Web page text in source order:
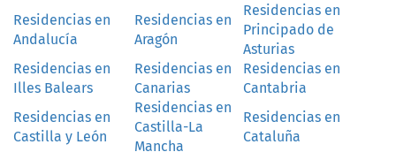
Residencias en
Andalucía
Residencias en
Aragón
Residencias en
Principado de
Asturias
Residencias en
Illes Balears
Residencias en
Canarias
Residencias en
Cantabria
Residencias en
Castilla y León
Residencias en
Castilla-La
Mancha
Residencias en
Cataluña